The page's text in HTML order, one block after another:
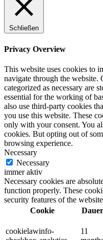
Schließen
Privacy Overview
This website uses cookies to
navigate through the website.
categorized as necessary are
essential for the working of
also use third-party cookies
you use this website. These
only with your consent. You
cookies. But opting out of
browsing experience.
Necessary
Necessary
immer aktiv
Necessary cookies are
function properly. These
security features of the
Cookie
Dauer
cookielawinfo-
11